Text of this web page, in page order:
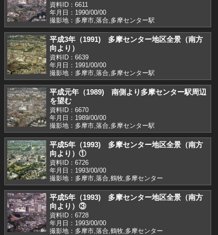
資料ID：6611
年月日：1990/00/00
撮影地：多摩市,落合,多摩センター駅
平成3年（1991) 多摩センター地区全景（南方
向より）
資料ID：6639
年月日：1991/00/00
撮影地：多摩市,落合,多摩センター駅
平成元年（1989) 南側より多摩センター駅周辺
を望む
資料ID：6670
年月日：1989/00/00
撮影地：多摩市,落合,多摩センター駅
平成5年（1993) 多摩センター地区全景（南方
向より）①
資料ID：6726
年月日：1993/00/00
撮影地：多摩市,落合,鶴牧,多摩センター
平成5年（1993) 多摩センター地区全景（南方
向より）③
資料ID：6728
年月日：1993/00/00
撮影地：多摩市,落合,鶴牧,多摩センター